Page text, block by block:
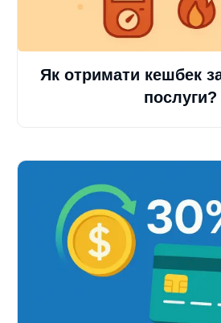
Як отримати кешбек
послуги?